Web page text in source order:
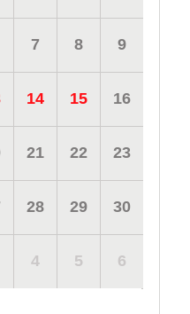
7 8 9
14 15 16
21 22 23
28 29 30
4 5 6